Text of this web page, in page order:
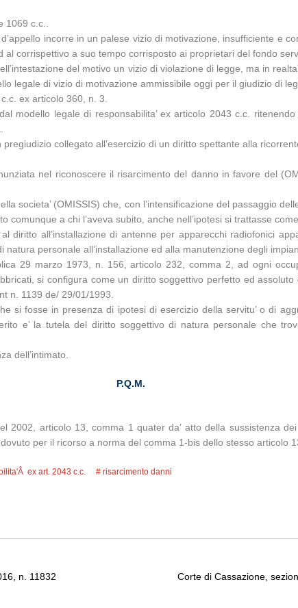
c.c..
incorre in un palese vizio di motivazione, insufficiente e
al corrispettivo a suo tempo corrisposto ai proprietari del fondo
del motivo un vizio di violazione di legge, ma in
legale di vizio di motivazione ammissibile oggi per il giudizio di
ex articolo 360, n. 3.
modello legale di responsabilita’ ex articolo 2043 c.c.
collegato all’esercizio di un diritto spettante alla
nel riconoscere il risarcimento del danno in favore del
societa’ (OMISSIS) che, con l’intensificazione del passaggio
comunque a chi l’aveva subito, anche nell’ipotesi si trattasse
diritto all’installazione di antenne per apparecchi radiofonici
personale all’installazione ed alla manutenzione degli
29 marzo 1973, n. 156, articolo 232, comma 2, ad ogni
si configura come un diritto soggettivo perfetto ed
n. 1139 de/ 29/01/1993.
si fosse in presenza di ipotesi di esercizio della servitu’ o di
e’ la tutela del diritto soggettivo di natura personale che
dell’intimato.
P.Q.M.
2002, articolo 13, comma 1 quater da’ atto della sussistenza
per il ricorso a norma del comma 1-bis dello stesso articolo
ex art. 2043 c.c. risarcimento danni
Corte di Cassazione,
n. 11832